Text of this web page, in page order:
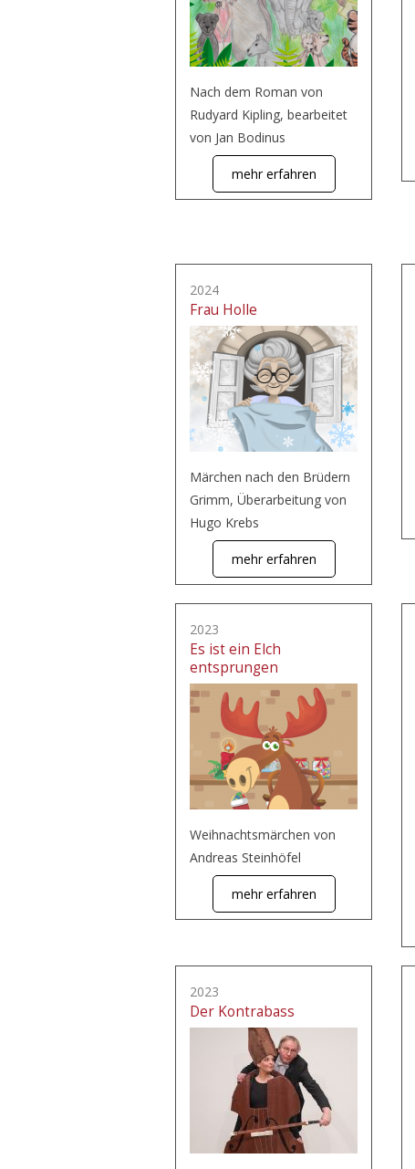
Nach dem Roman von
Rudyard Kipling, bearbeitet
von Jan Bodinus
mehr erfahren
2024
Frau Holle
Märchen nach den Brüdern
Grimm, Überarbeitung von
Hugo Krebs
mehr erfahren
2023
Es ist ein Elch
entsprungen
Weihnachtsmärchen von
Andreas Steinhöfel
mehr erfahren
2023
Der Kontrabass